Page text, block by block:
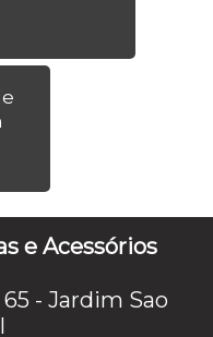
e Acessórios
- Jardim Sao